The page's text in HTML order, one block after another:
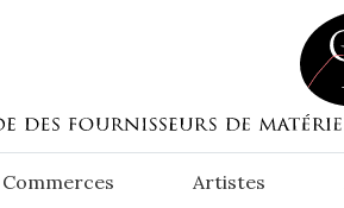
Commerces Artistes